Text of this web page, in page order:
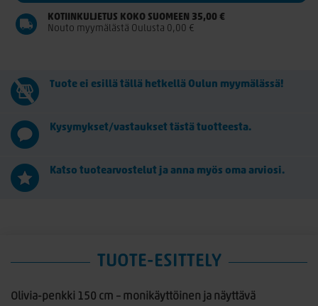
KOTIINKULJETUS KOKO SUOMEEN 35,00 €
Nouto myymälästä Oulusta 0,00 €
Tuote ei esillä tällä hetkellä Oulun myymälässä!
Kysymykset/vastaukset tästä tuotteesta.
Katso tuotearvostelut ja anna myös oma arviosi.
TUOTE-ESITTELY
Olivia-penkki 150 cm – monikäyttöinen ja näyttävä